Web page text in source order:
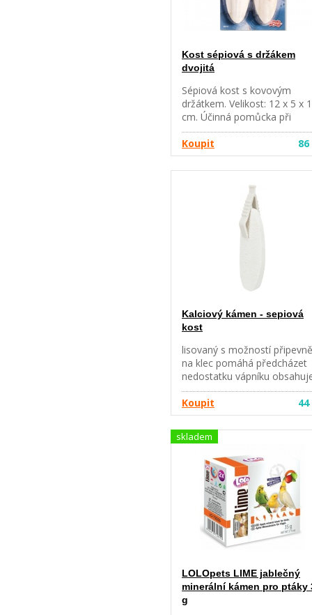
Kost sépiová s držákem
dvojitá
Sépiová kost s kovovým
držátkem. Velikost: 12 x 5 x
cm. Účinná pomůcka při
obrušování zobáku a cenný
zdroj vápníku pro ptáky.
Koupit 86
Kalciový kámen - sepiová
kost
lisovaný s možností
na klec pomáhá předcházet
nedostatku vápníku
síran vápenatý (74,5 %),
ze sépiové kosti (10 %)
hmotnost: 40 g
Koupit 44
skladem
LOLOpets LIME jablečný
minerální kámen pro ptáky
g